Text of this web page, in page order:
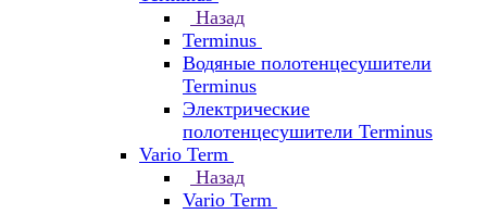
Назад
Terminus
Водяные полотенцесушители
Terminus
Электрические
полотенцесушители Terminus
Vario Term
Назад
Vario Term